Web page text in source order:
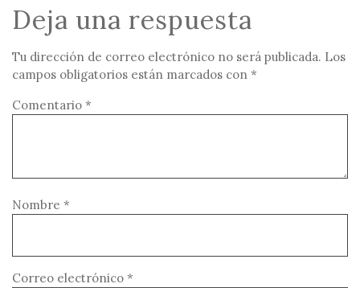
Deja una respuesta
Tu dirección de correo electrónico no será publicada. Los
campos obligatorios están marcados con *
Comentario *
Nombre *
Correo electrónico *